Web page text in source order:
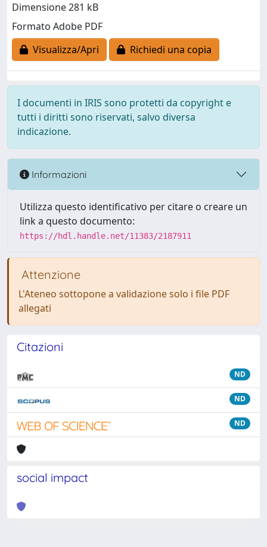
Dimensione 281 kB
Formato Adobe PDF
Visualizza/Apri
Richiedi una copia
I documenti in IRIS sono protetti da copyright e
tutti i diritti sono riservati, salvo diversa
indicazione.
Informazioni
Utilizza questo identificativo per citare o creare un
link a questo documento:
https://hdl.handle.net/11383/2187911
Attenzione
L'Ateneo sottopone a validazione solo i file PDF
allegati
Citazioni
ND
ND
ND
social impact